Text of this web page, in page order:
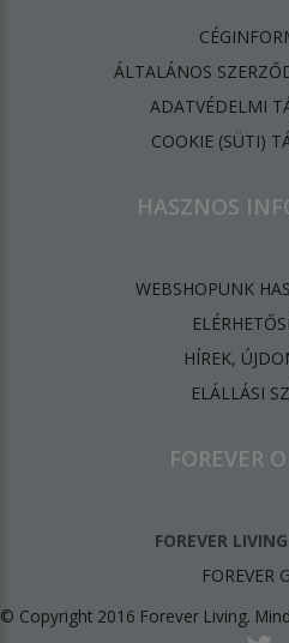
ÁLTALÁNOS
ADATVÉDELMI
​COOKIE (SÜTI)
HASZNOS
WEBSHOPUNK
HÍREK,
ELÁLLÁSI
FOREVER
FOREVER
FOREVER
© Copyright 2016 Forever Living.